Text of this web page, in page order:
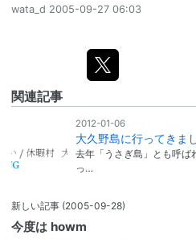
wata_d 2005-09-27 06:03
関連記事
2012-01-06
大久野島に行ってきま
去年「うさぎ島」とも呼ば
っ…
新しい記事 (2005-09-28)
今度は howm